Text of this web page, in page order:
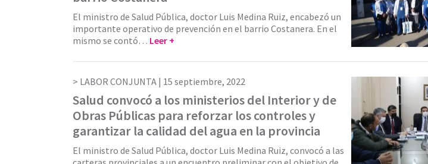
El ministro de Salud Pública, doctor Luis Medina Ruiz, encabezó un
importante operativo de prevención en el barrio Costanera. En el
mismo se contó… Leer +
LABOR CONJUNTA | 15 septiembre, 2022
Salud convocó a los ministerios del Interior y de
Obras Públicas para reforzar los controles y
garantizar la calidad del agua en la provincia
El ministro de Salud Pública, doctor Luis Medina Ruiz, convocó a las